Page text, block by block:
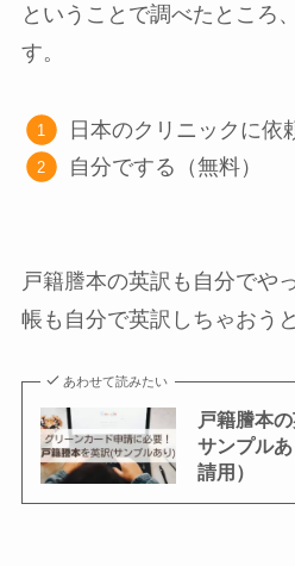
ということで調べたところ
す。
日本のクリニックに依
自分でする（無料）
戸籍謄本の英訳も自分でや
帳も自分で英訳しちゃおう
あわせて読みたい
戸籍謄本
サンプル
請用）